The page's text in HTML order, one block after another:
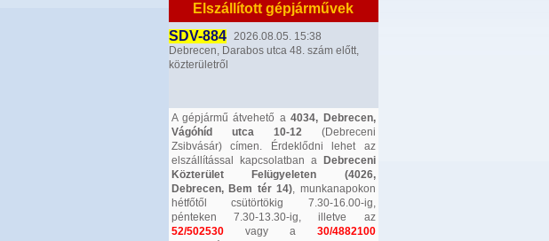
Elszállított gépjárművek
SDV-884
2026.08.05. 15:38
Debrecen, Darabos utca 48. szám előtt,
közterületről
A gépjármű átvehető a4034, Debrecen,
Vágóhíd utca 10-12(Debreceni
Zsibvásár) címen. Érdeklődni lehet az
elszállítással kapcsolatban a
Debreceni
Közterület Felügyeleten (4026,
Debrecen, Bem tér 14), munkanapokon
hétfőtől csütörtökig 7.30-16.00-ig,
pénteken 7.30-13.30-ig, illetve az
52/502530vagy a 30/4882100